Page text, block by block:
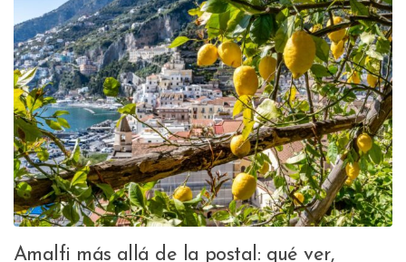
Amalfi más allá de la postal: qué ver,